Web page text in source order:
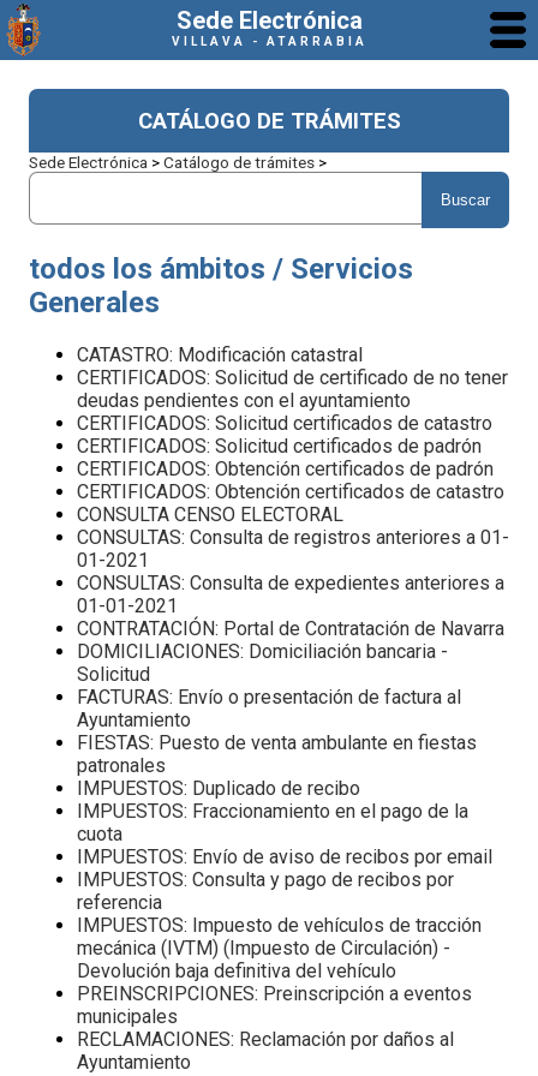
Sede Electrónica
VILLAVA - ATARRABIA
CATÁLOGO DE TRÁMITES
Sede Electrónica >Catálogo de trámites >
todos los ámbitos / Servicios
Generales
CATASTRO: Modificación catastral
CERTIFICADOS: Solicitud de certificado de no tener
deudas pendientes con el ayuntamiento
CERTIFICADOS: Solicitud certificados de catastro
CERTIFICADOS: Solicitud certificados de padrón
CERTIFICADOS: Obtención certificados de padrón
CERTIFICADOS: Obtención certificados de catastro
CONSULTA CENSO ELECTORAL
CONSULTAS: Consulta de registros anteriores a 01-
01-2021
CONSULTAS: Consulta de expedientes anteriores a
01-01-2021
CONTRATACIÓN: Portal de Contratación de Navarra
DOMICILIACIONES: Domiciliación bancaria -
Solicitud
FACTURAS: Envío o presentación de factura al
Ayuntamiento
FIESTAS: Puesto de venta ambulante en fiestas
patronales
IMPUESTOS: Duplicado de recibo
IMPUESTOS: Fraccionamiento en el pago de la
cuota
IMPUESTOS: Envío de aviso de recibos por email
IMPUESTOS: Consulta y pago de recibos por
referencia
IMPUESTOS: Impuesto de vehículos de tracción
mecánica (IVTM) (Impuesto de Circulación) -
Devolución baja definitiva del vehículo
PREINSCRIPCIONES: Preinscripción a eventos
municipales
RECLAMACIONES: Reclamación por daños al
Ayuntamiento